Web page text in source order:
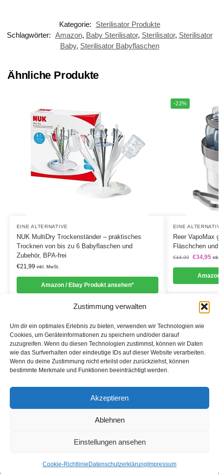
Zustimmung verwalten
Um dir ein optimales Erlebnis zu bieten, verwenden wir Technologien wie
Cookies, um Geräteinformationen zu speichern und/oder darauf
zuzugreifen. Wenn du diesen Technologien zustimmst, können wir Daten
wie das Surfverhalten oder eindeutige IDs auf dieser Website verarbeiten.
Wenn du deine Zustimmung nicht erteilst oder zurückziehst, können
bestimmte Merkmale und Funktionen beeinträchtigt werden.
Akzeptieren
Ablehnen
Einstellungen ansehen
Cookie-Richtlinie Datenschutzerklärung Impressum
Kategorie:
Sterilisator Produkte
Schlagwörter: Amazon, Baby Sterilisator, Sterilisator, Sterilisator
Baby, Sterilisator Babyflaschen
Ähnliche Produkte
EINE ALTERNATIVE
NUK MultiDry Trockenständer – praktisches
Trocknen von bis zu 6 Babyflaschen und
Zubehör, BPA-frei
€21,99 inkl. MwSt.
Amazon / Ebay Produkt ansehen*
-22%
EINE
Reer VapoMax
Fläschchen
€44,99 €34,95
Informationen
Datenschutzerklärung